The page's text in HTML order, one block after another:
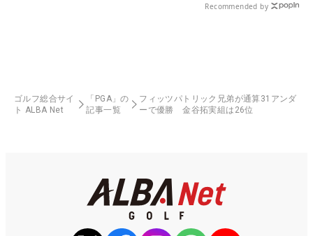
Recommended by
ゴルフ総合サイ
ト ALBA Net
「PGA」の
記事一覧
フィッツパトリック兄弟が通算31アンダ
ーで優勝 金谷拓実組は26位